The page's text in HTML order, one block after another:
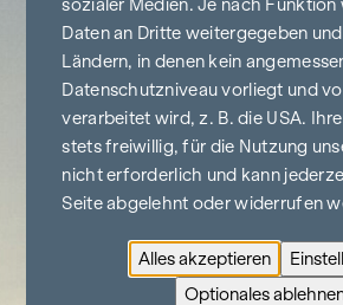
sozialer Medien. Je nach Funktion
Daten an Dritte weitergegeben
Ländern, in denen kein
Datenschutzniveau vorliegt und
verarbeitet wird, z. B. die USA.
stets freiwillig, für die Nutzung
nicht erforderlich und kann
Seite abgelehnt oder widerrufen
Alles akzeptieren
Optionales